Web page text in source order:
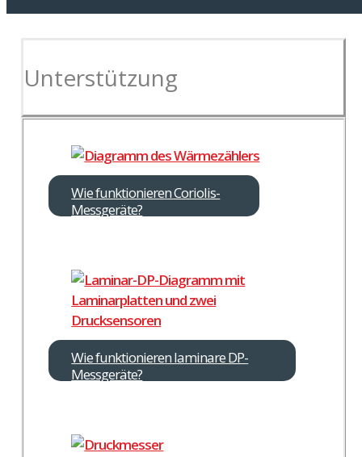
Unterstützung
Wie funktionieren Coriolis-
Messgeräte?
Wie funktionieren laminare DP-
Messgeräte?